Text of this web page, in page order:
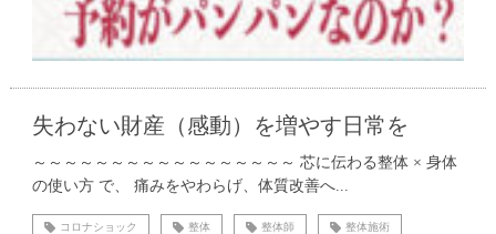
失わない財産（感動）を増やす日常を
～～～～～～～～～～～～～～～～～ 芯に伝わる整体 × 身体
の使い方 で、 痛みをやわらげ、体質改善へ...
コロナショック 整体 整体師 整体施術